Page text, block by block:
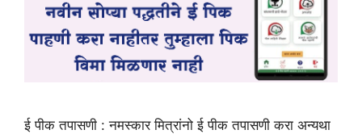
ई पीक तपासणी : नमस्कार मित्रांनो ई पीक तपासणी करा अन्यथा